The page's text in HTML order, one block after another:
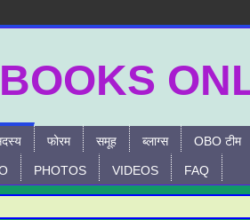
फोरम समूह ब्लाग्स OBO टीम
PHOTOS VIDEOS FAQ